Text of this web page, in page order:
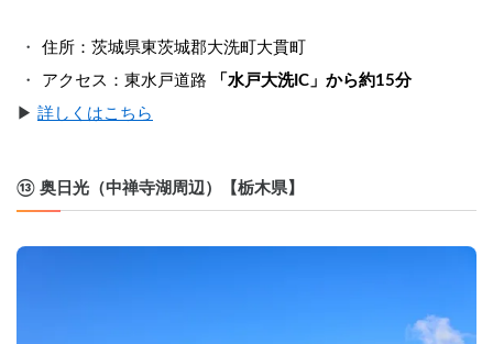
住所：茨城県東茨城郡大洗町大貫町
アクセス：東水戸道路
「水戸大洗IC」から約15分
▶︎ 詳しくはこちら
⑬ 奥日光（中禅寺湖周辺）【栃木県】